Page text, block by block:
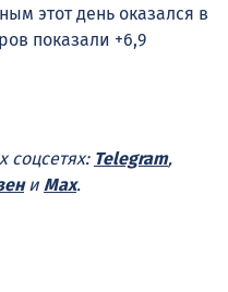
этот день оказался в
показали +6,9
соцсетях: Telegram,
и Max.